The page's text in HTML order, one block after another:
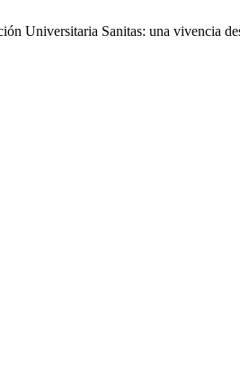
Universitaria Sanitas: una vivencia